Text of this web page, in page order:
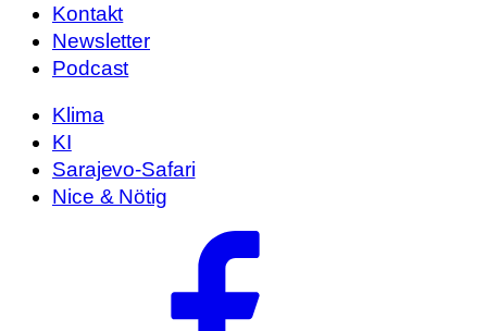
Kontakt
Newsletter
Podcast
Klima
KI
Sarajevo-Safari
Nice & Nötig